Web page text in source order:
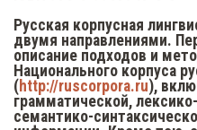
Русская корпусная
двумя направлениями.
описание подходов и
Национального корпуса
( http://ruscorpora.ru),
грамматической,
семантико-